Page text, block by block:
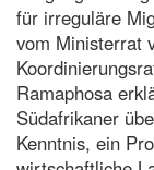
für irreguläre
vom Ministerrat
Ramaphosa
Südafrikaner
Kenntnis, ein